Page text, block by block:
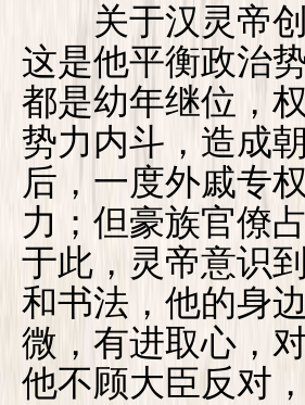
关于汉灵帝创
这是他平衡政治
都是幼年继位，
势力内斗，造成
后，一度外戚专
力；但豪族官僚
于此，灵帝意识
和书法，他的身
微，有进取心，
他不顾大臣反对